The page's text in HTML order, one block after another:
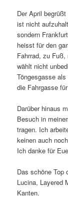
Der April
ist nicht
sondern
heisst für den
Fahrrad, zu
wählt nicht
Töngesgasse
die Fahrgasse
Darüber hinaus
Besuch in
tragen. Ich
keinen auch
Ich danke für
Das schöne Top
Lucina, Layered
Kanten.